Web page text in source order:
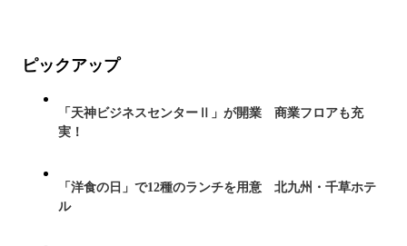
ピックアップ
「天神ビジネスセンターⅡ」が開業 商業フロアも充
実！
「洋食の日」で12種のランチを用意 北九州・千草ホテ
ル